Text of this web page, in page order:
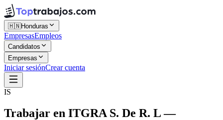
🇭🇳Honduras
EmpresasEmpleos
Candidatos
Empresas
Iniciar sesiónCrear cuenta
IS
Trabajar en ITGRA S. De R. L—